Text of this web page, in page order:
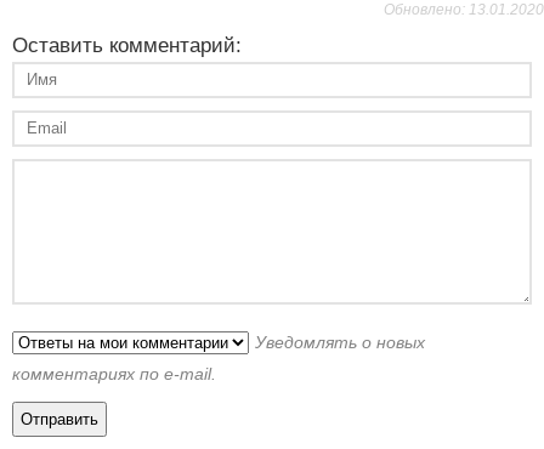
Обновлено: 13.01.2020
Оставить комментарий:
Уведомлять о новых
комментариях по e-mail.